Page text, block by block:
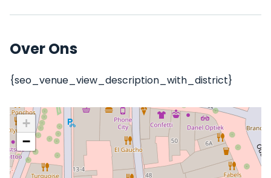
Over Ons
{seo_venue_view_description_with_district}
+
−